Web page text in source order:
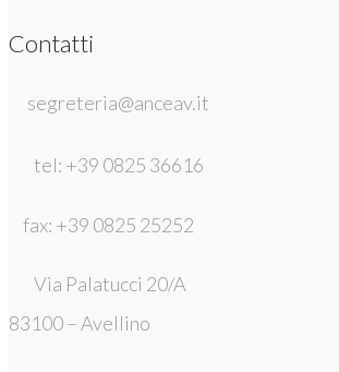
Contatti
segreteria@anceav.it
tel: +39 0825 36616
fax: +39 0825 25252
Via Palatucci 20/A
83100 – Avellino